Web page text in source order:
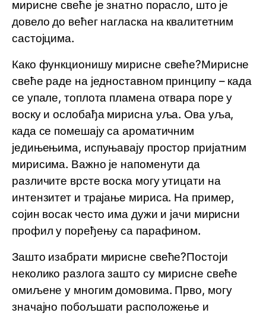
мирисне свеће је знатно порасло, што је
довело до већег нагласка на квалитетним
састојцима.
Како функционишу мирисне свеће?Мирисне
свеће раде на једноставном принципу – када
се упале, топлота пламена отвара поре у
воску и ослобађа мирисна уља. Ова уља,
када се помешају са ароматичним
једињењима, испуњавају простор пријатним
мирисима. Важно је напоменути да
различите врсте воска могу утицати на
интензитет и трајање мириса. На пример,
сојин восак често има дужи и јачи мирисни
профил у поређењу са парафином.
Зашто изабрати мирисне свеће?Постоји
неколико разлога зашто су мирисне свеће
омиљене у многим домовима. Прво, могу
значајно побољшати расположење и